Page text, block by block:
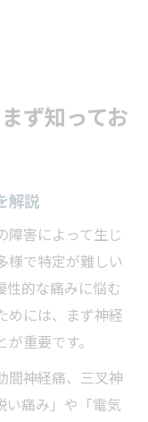
ず知ってお
解説
障害によって生じ
様で特定が難しい
性的な痛みに悩む
めには、まず神経
重要です。
間神経痛、三叉神
い痛み」や「電気